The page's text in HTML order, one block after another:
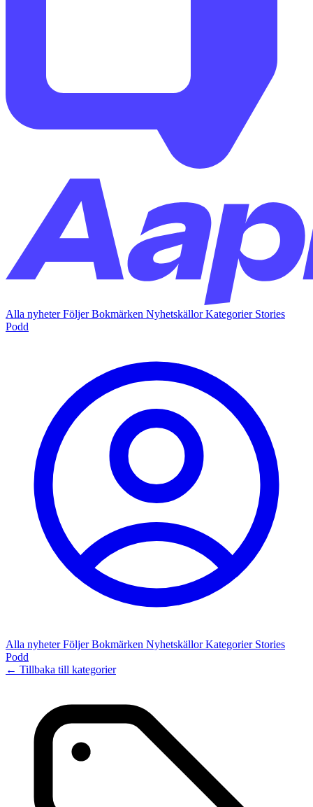
Alla nyheterFöljerBokmärken NyhetskällorKategorier Stories
Podd
Alla nyheterFöljerBokmärken NyhetskällorKategorier Stories
Podd
← Tillbaka till kategorier